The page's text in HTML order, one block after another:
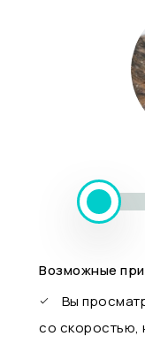
Возможные
Вы
со